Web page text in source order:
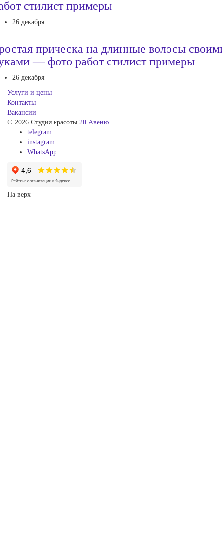
стилист примеры
26 декабря
прическа на длинные волосы
— фото работ стилист примеры
26 декабря
Услуги и цены
Контакты
Вакансии
© 2026 Студия красоты 20 Авеню
telegram
instagram
WhatsApp
На верх